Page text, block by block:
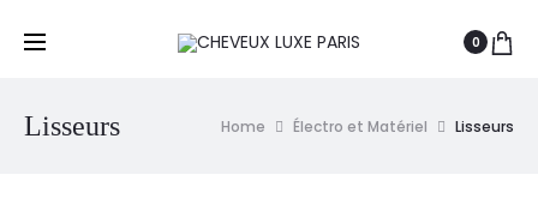
0
Lisseurs Home Électro et Matériel Lisseurs